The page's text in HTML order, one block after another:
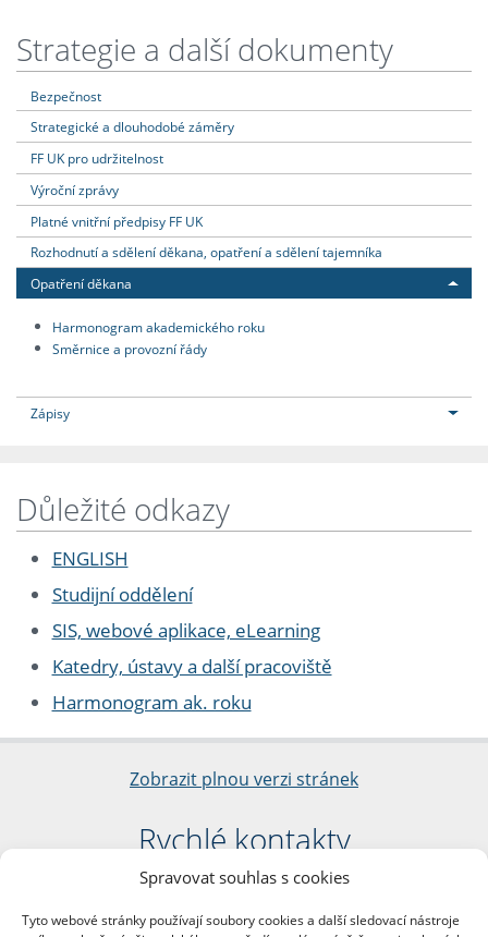
Spravovat souhlas s cookies
Tyto webové stránky používají soubory cookies a další sledovací nástroje
Strategie a další dokumenty
Bezpečnost
Strategické a dlouhodobé záměry
FF UK pro udržitelnost
Výroční zprávy
Platné vnitřní předpisy FF UK
Rozhodnutí a sdělení děkana, opatření a sdělení tajemníka
Opatření děkana
Harmonogram akademického roku
Směrnice a provozní řády
Zápisy
Důležité odkazy
ENGLISH
Studijní oddělení
SIS, webové aplikace, eLearning
Katedry, ústavy a další pracoviště
Harmonogram ak. roku
Zobrazit plnou verzi stránek
Rychlé kontakty
Filozofická fakulta
nám. Jana Palacha 1/2